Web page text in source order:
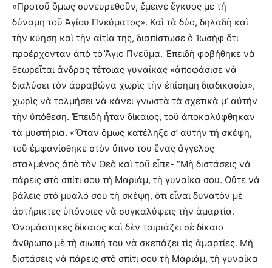
«Προτοῦ ὅμως συνευρεθοῦν, ἔμεινε ἔγκυος μέ τή
δύναμη τοῦ Ἁγίου Πνεύματος». Καὶ τὰ δύο, δηλαδὴ καὶ
τὴν κύηση καὶ τὴν αἰτία της, διαπίστωσε ὁ Ἰωσὴφ ὅτι
προέρχονταν ἀπὸ τὸ Ἅγιο Πνεῦμα. Ἐπειδὴ φοβήθηκε νὰ
θεωρεῖται ἄνδρας τέτοιας γυναίκας «ἀποφάσισε νὰ
διαλύσει τὸν ἀρραβώνα χωρὶς τὴν ἐπίσημη διαδικασία»,
χωρὶς νὰ τολμήσει νὰ κάνει γνωστὰ τὰ σχετικὰ μ’ αὐτήν
τὴν ὑπόθεση. Ἐπειδὴ ἦταν δίκαιος, τοῦ ἀποκαλύφθηκαν
τὰ μυστήρια. «Ὅταν ὅμως κατέληξε σ’ αὐτήν τὴ σκέψη,
τοῦ ἐμφανίσθηκε στὸν ὕπνο του ἕνας ἄγγελος
σταλμένος ἀπὸ τὸν Θεὸ καὶ τοῦ εἶπε- “Μὴ διστάσεις νὰ
πάρεις στὸ σπίτι σου τὴ Μαριάμ, τὴ γυναίκα σου. Οὔτε νὰ
βάλεις στὸ μυαλό σου τὴ σκέψη, ὅτι εἶναι δυνατὸν μὲ
ἀστήρικτες ὑπόνοιες νὰ συγκαλύψεις τὴν ἁμαρτία.
Ὀνομάστηκες δίκαιος καὶ δὲν ταιριάζει σὲ δίκαιο
ἄνθρωπο μὲ τὴ σιωπή του νὰ σκεπάζει τὶς ἁμαρτίες. Μὴ
διστάσεις νὰ πάρεις στὸ σπίτι σου τὴ Μαριάμ, τὴ γυναίκα